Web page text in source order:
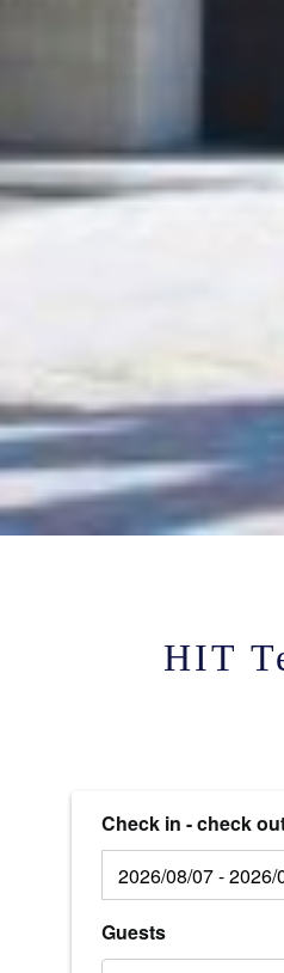
HIT
Check in - check
Guests